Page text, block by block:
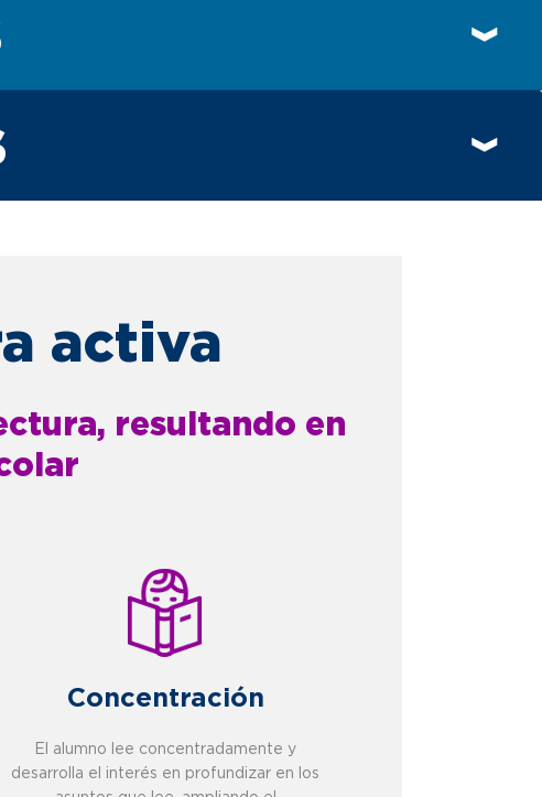
activa
resultando en
Concentración
El alumno lee concentradamente y
desarrolla el interés en profundizar en los